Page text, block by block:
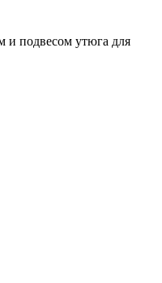
и подвесом утюга для